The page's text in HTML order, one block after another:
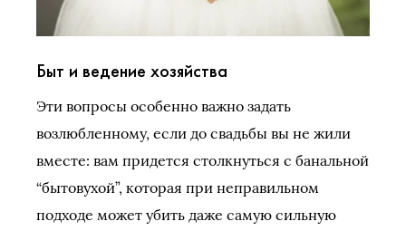
Быт и ведение хозяйства
Эти вопросы особенно важно задать
возлюбленному, если до свадьбы вы не жили
вместе: вам придется столкнуться с банальной
“бытовухой”, которая при неправильном
подходе может убить даже самую сильную